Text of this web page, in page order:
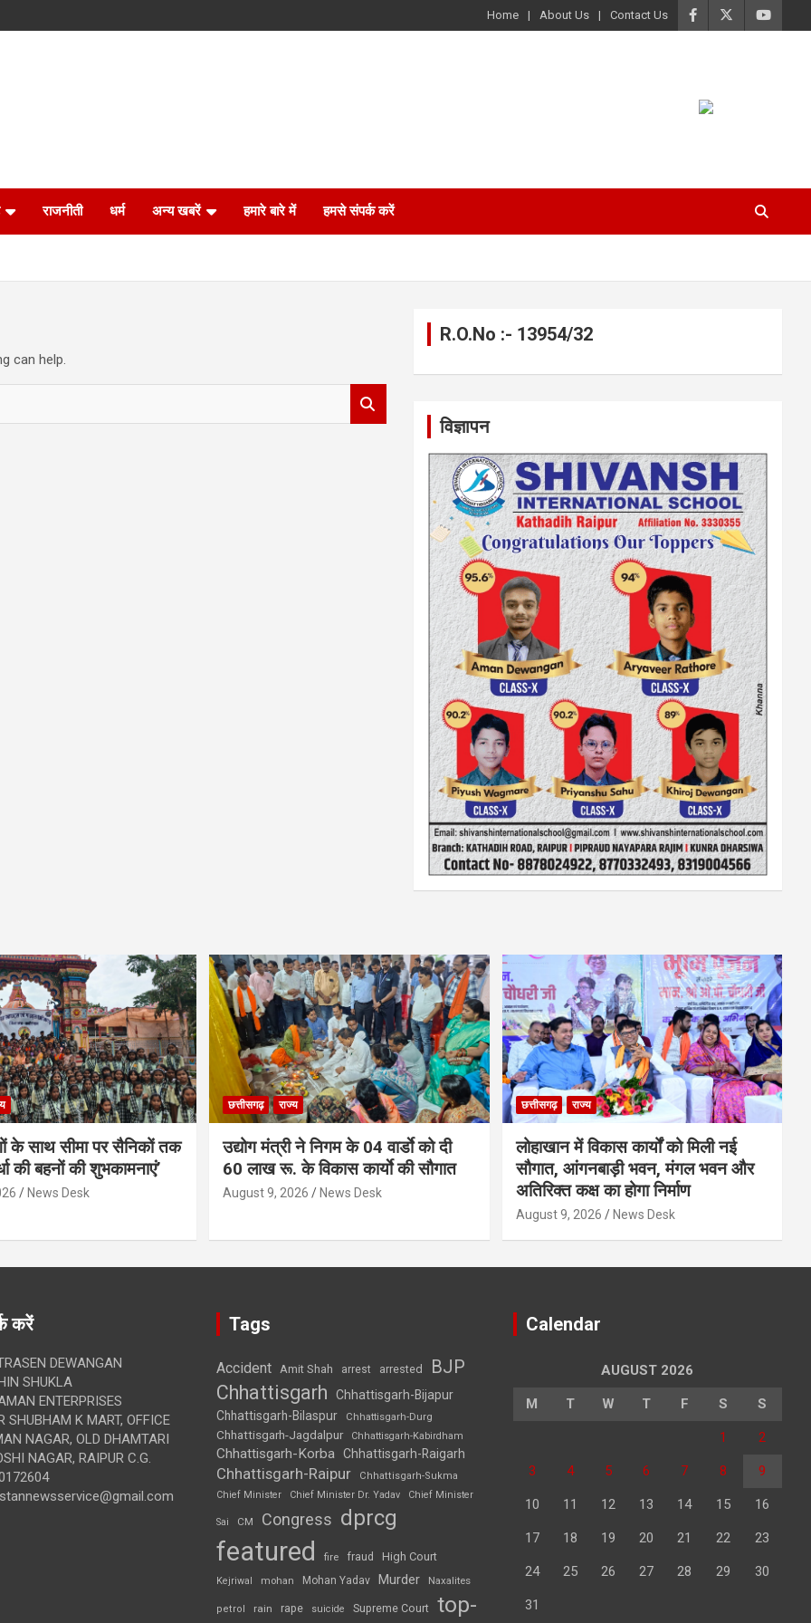
Home About Us Contact Us
राजनीती धर्म अन्य खबरें हमारे बारे में हमसे संपर्क करें
can help.
R.O.No :- 13954/32
विज्ञापन
के साथ सीमा पर सैनिकों तक
की बहनों की शुभकामनाएं’
News Desk
छत्तीसगढ़ राज्य
उद्योग मंत्री ने निगम के 04 वार्डाे को दी
60 लाख रू. के विकास कार्याे की सौगात
August 9, 2026 News Desk
छत्तीसगढ़ राज्य
लोहाखान में विकास कार्यों को मिली नई
सौगात, आंगनबाड़ी भवन, मंगल भवन और
अतिरिक्त कक्ष का होगा निर्माण
August 9, 2026 News Desk
करें
DEWANGAN
SHUKLA
ENTERPRISES
SHUBHAM K MART, OFFICE
NAGAR, OLD DHAMTARI
NAGAR, RAIPUR C.G.
Tags
Accident Amit Shah arrest arrested BJP
Chhattisgarh
Chhattisgarh-Bijapur
Chhattisgarh-Bilaspur
Chhattisgarh-Durg
Chhattisgarh-Jagdalpur Chhattisgarh-Kabirdham
Chhattisgarh-Korba Chhattisgarh-Raigarh
Chhattisgarh-Raipur
Chhattisgarh-Sukma
Chief Minister
Chief Minister Dr. Yadav Chief Minister
Sai CM Congress dprcg
featured fire fraud High Court
Kejriwal mohan Mohan Yadav Murder Naxalites
petrol rain rape suicide Supreme Court top-
Calendar
AUGUST 2026
M T W T F S S
1 2
3 4 5 6 7 8 9
10 11 12 13 14 15 16
17 18 19 20 21 22 23
24 25 26 27 28 29 30
31